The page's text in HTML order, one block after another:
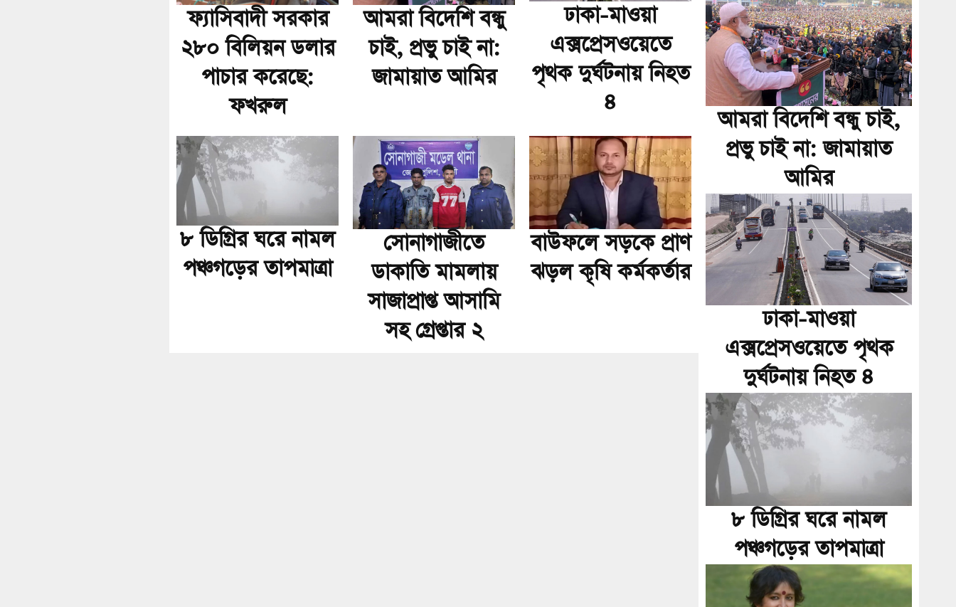
ফ্যাসিবাদী সরকার
২৮০ বিলিয়ন ডলার
পাচার করেছে:
ফখরুল
আমরা বিদেশি বন্ধু
চাই, প্রভু চাই না:
জামায়াত আমির
ঢাকা-মাওয়া
এক্সপ্রেসওয়েতে
পৃথক দুর্ঘটনায় নিহত
৪
৮ ডিগ্রির ঘরে নামল
পঞ্চগড়ের তাপমাত্রা
সোনাগাজীতে
ডাকাতি মামলায়
সাজাপ্রাপ্ত আসামি
সহ গ্রেপ্তার ২
বাউফলে সড়কে প্রাণ
ঝড়ল কৃষি কর্মকর্তার
আমরা বিদেশি বন্ধু চাই,
প্রভু চাই না: জামায়াত
আমির
ঢাকা-মাওয়া
এক্সপ্রেসওয়েতে পৃথক
দুর্ঘটনায় নিহত ৪
৮ ডিগ্রির ঘরে নামল
পঞ্চগড়ের তাপমাত্রা